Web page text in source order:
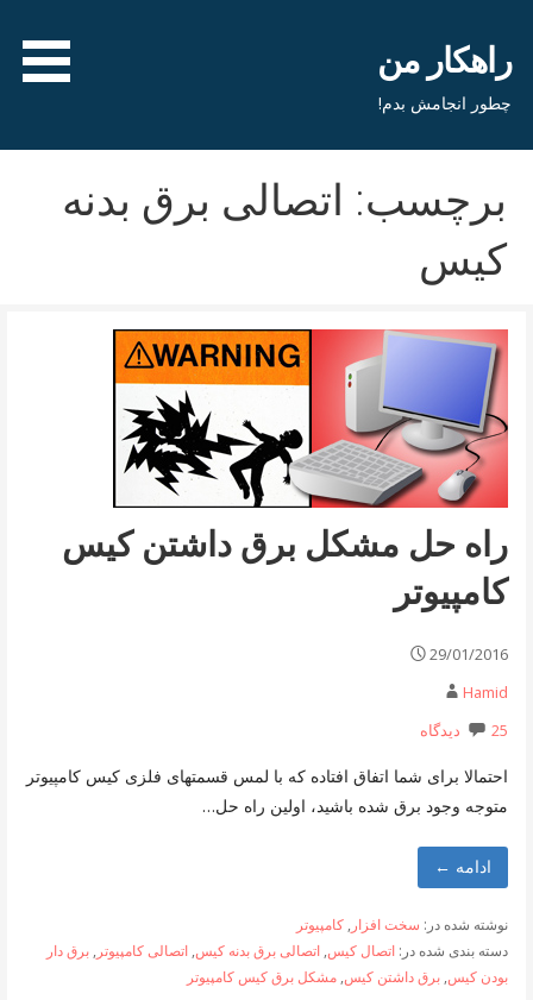
محتواراهکار من
چطور انجامش بدم!
برچسب: اتصالی برق بدنه
کیس
راه حل مشکل برق داشتن کیس
کامپیوتر
29/01/2016
Hamid
25 دیدگاه
احتمالا برای شما اتفاق افتاده که با لمس قسمتهای فلزی کیس کامپیوتر
متوجه وجود برق شده باشید، اولین راه حل…
ادامه ←
نوشته شده در: سخت افزار , کامپیوتر
دسته بندی شده در: اتصال کیس, اتصالی برق بدنه کیس, اتصالی کامپیوتر , برق دار
بودن کیس, برق داشتن کیس, مشکل برق کیس کامپیوتر